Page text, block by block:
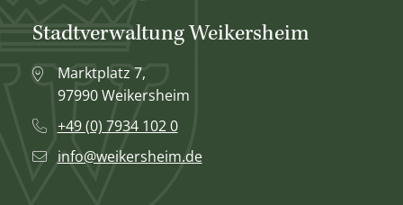
Stadtverwaltung Weikersheim
Marktplatz 7,
97990 Weikersheim
+49 (0) 7934 102 0
info@weikersheim.de